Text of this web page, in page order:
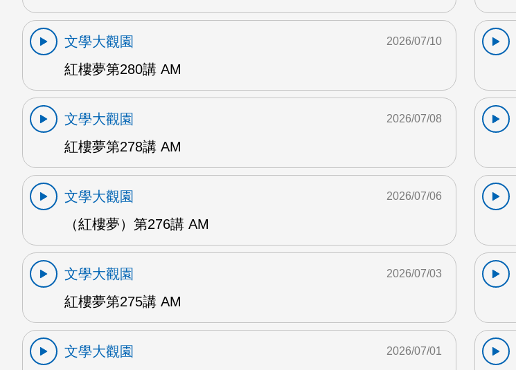
文學大觀園
紅樓夢第280講 AM
2026/07/10
文學大觀園
紅樓夢第278講 AM
2026/07/08
文學大觀園
（紅樓夢）第276講 AM
2026/07/06
文學大觀園
紅樓夢第275講 AM
2026/07/03
文學大觀園
2026/07/01